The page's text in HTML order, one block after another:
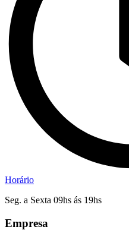
Horário
Seg. a Sexta 09hs ás 19hs
Empresa